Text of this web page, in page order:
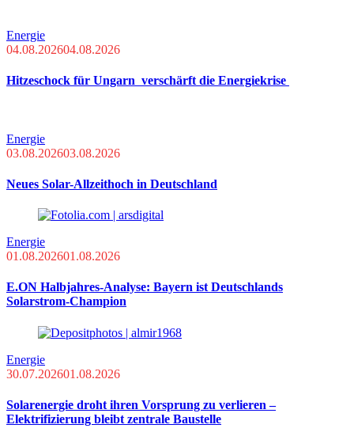
Energie
04.08.202604.08.2026
Hitzeschock für Ungarn verschärft die Energiekrise
Energie
03.08.202603.08.2026
Neues Solar-Allzeithoch in Deutschland
Energie
01.08.202601.08.2026
E.ON Halbjahres-Analyse: Bayern ist Deutschlands
Solarstrom-Champion
Energie
30.07.202601.08.2026
Solarenergie droht ihren Vorsprung zu verlieren –
Elektrifizierung bleibt zentrale Baustelle